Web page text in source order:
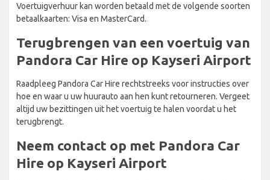
Voertuigverhuur kan worden betaald met de volgende soorten
betaalkaarten: Visa en MasterCard.
Terugbrengen van een voertuig van
Pandora Car Hire op Kayseri Airport
Raadpleeg Pandora Car Hire rechtstreeks voor instructies over
hoe en waar u uw huurauto aan hen kunt retourneren. Vergeet
altijd uw bezittingen uit het voertuig te halen voordat u het
terugbrengt.
Neem contact op met Pandora Car
Hire op Kayseri Airport